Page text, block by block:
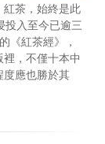
茶，始終是此
入至今已逾三
《紅茶經》，
，不僅十本中
度應也勝於其